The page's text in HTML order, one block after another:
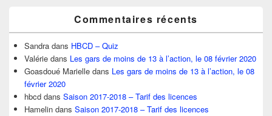
Commentaires récents
Sandra dans HBCD – Quiz
Valérie dans Les gars de moins de 13 à l’action, le 08 février 2020
Goasdoué Marielle dans Les gars de moins de 13 à l’action, le 08
février 2020
hbcd dans Saison 2017-2018 – Tarif des licences
Hamelin dans Saison 2017-2018 – Tarif des licences